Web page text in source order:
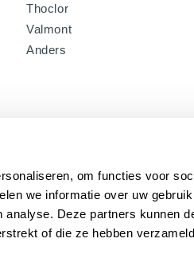
om functies voor
we informatie over uw
Deze partners kunnen
of die ze hebben
Thoclor
Valmont
Anders